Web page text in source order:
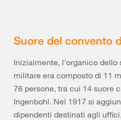
Suore del convento
Inizialmente, l'organico
militare era composto di 11
76 persone, tra cui 14 suore
Ingenbohl. Nel 1917 si
dipendenti destinati agli